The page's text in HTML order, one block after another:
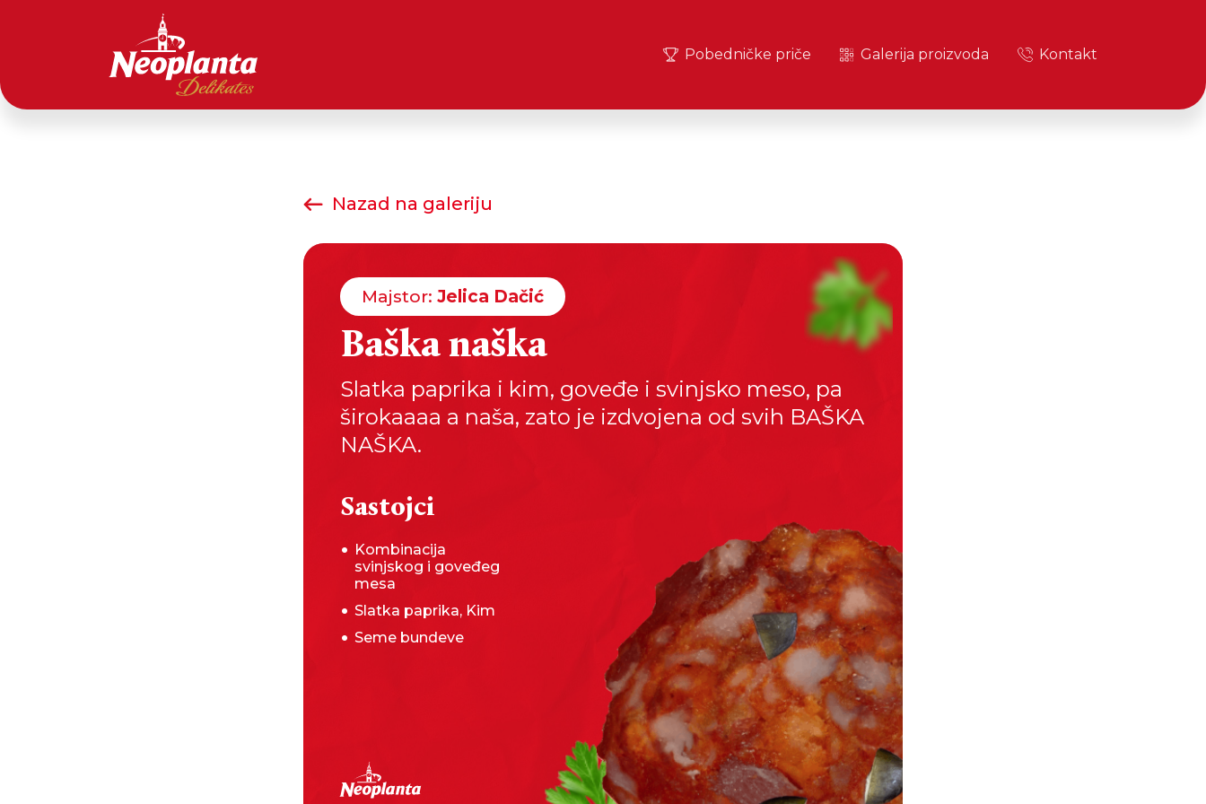
Pobedničke priče Galerija proizvoda Kontakt
Nazad na galeriju
Majstor: Jelica Dačić
Baška naška
Slatka paprika i kim, goveđe i svinjsko meso, pa
širokaaaa a naša, zato je izdvojena od svih BAŠKA
NAŠKA.
Sastojci
Kombinacija
svinjskog i goveđeg
mesa
Slatka paprika, Kim
Seme bundeve